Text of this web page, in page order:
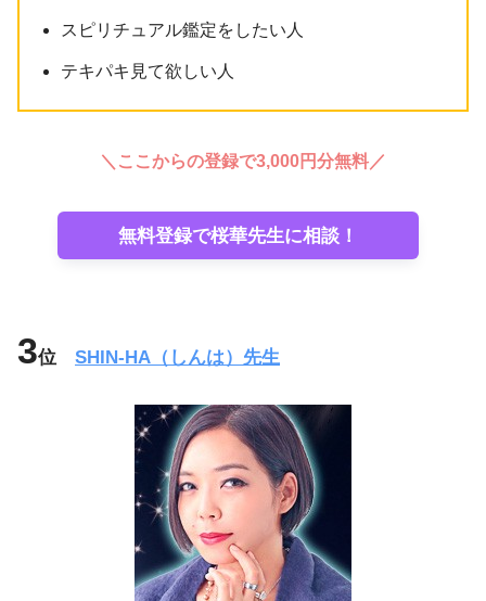
スピリチュアル鑑定をしたい人
テキパキ見て欲しい人
＼ここからの登録で3,000円分無料／
無料登録で桜華先生に相談！
3位 SHIN-HA（しんは）先生